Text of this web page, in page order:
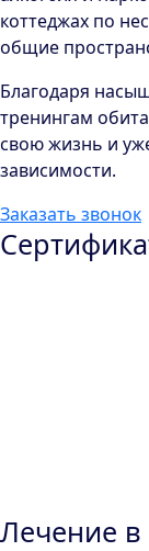
коттеджах по
общие
Благодаря
тренингам
свою жизнь и
зависимости.
Заказать звонок
Лечение в